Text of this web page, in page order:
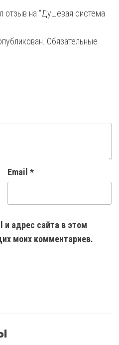
отзыв на “Душевая система
Обязательные
Email *
и адрес сайта в этом
моих комментариев.